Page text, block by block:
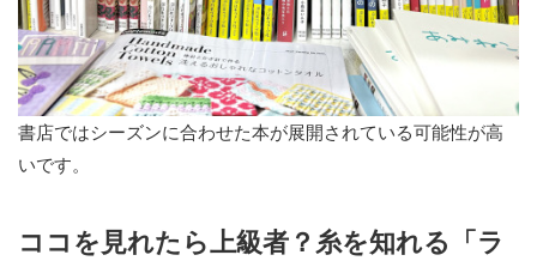
書店ではシーズンに合わせた本が展開されている可能性が高
いです。
ココを見れたら上級者？糸を知れる「ラ